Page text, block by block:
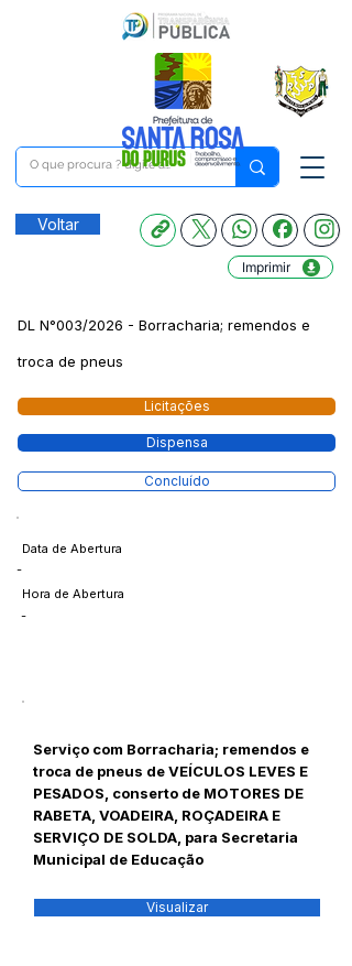
Voltar
Imprimir
DL N°003/2026 - Borracharia; remendos e
troca de pneus
Licitações
Dispensa
Concluído
Data de Abertura
-
Hora de Abertura
-
Serviço com Borracharia; remendos e
troca de pneus de VEÍCULOS LEVES E
PESADOS, conserto de MOTORES DE
RABETA, VOADEIRA, ROÇADEIRA E
SERVIÇO DE SOLDA, para Secretaria
Municipal de Educação
Visualizar